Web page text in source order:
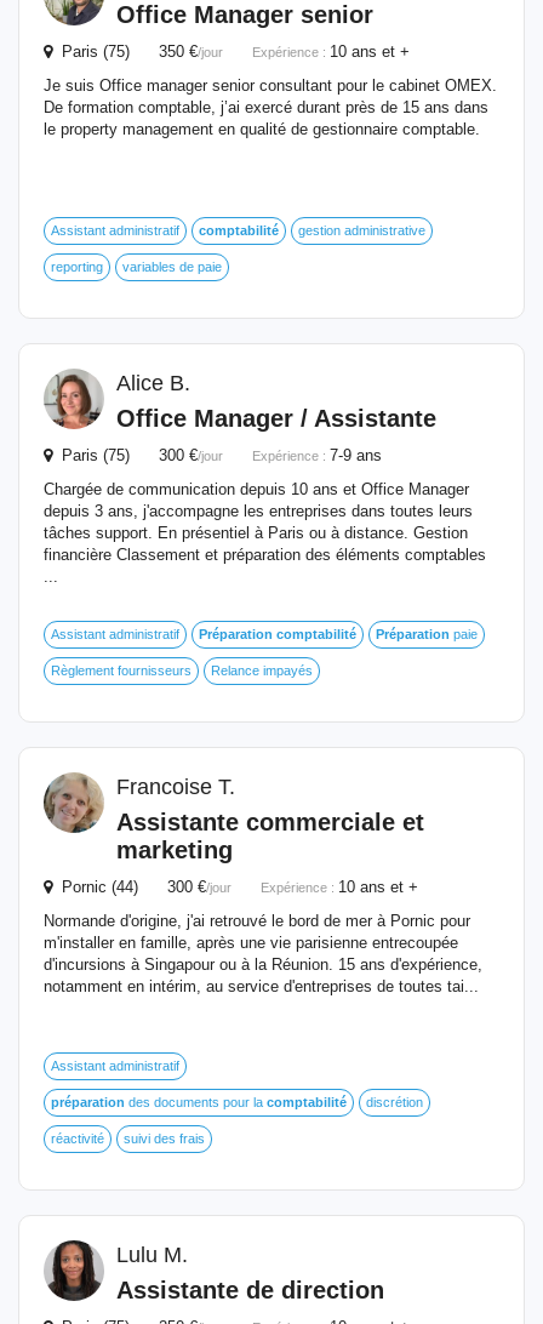
Office Manager senior
Paris (75) 350 €/jour Expérience : 10 ans et +
Je suis Office manager senior consultant pour le cabinet OMEX.
De formation comptable, j’ai exercé durant près de 15 ans dans
le property management en qualité de gestionnaire comptable.
Assistant administratif comptabilité gestion administrative
reporting variables de paie
Alice B.
Office Manager / Assistante
Paris (75) 300 €/jour Expérience : 7-9 ans
Chargée de communication depuis 10 ans et Office Manager
depuis 3 ans, j'accompagne les entreprises dans toutes leurs
tâches support. En présentiel à Paris ou à distance. Gestion
financière Classement et préparation des éléments comptables
...
Assistant administratif Préparation comptabilité Préparation paie
Règlement fournisseurs Relance impayés
Francoise T.
Assistante commerciale et
marketing
Pornic (44) 300 €/jour Expérience : 10 ans et +
Normande d'origine, j'ai retrouvé le bord de mer à Pornic pour
m'installer en famille, après une vie parisienne entrecoupée
d'incursions à Singapour ou à la Réunion. 15 ans d'expérience,
notamment en intérim, au service d'entreprises de toutes tai...
Assistant administratif
préparation des documents pour la comptabilité discrétion
réactivité suivi des frais
Lulu M.
Assistante de direction